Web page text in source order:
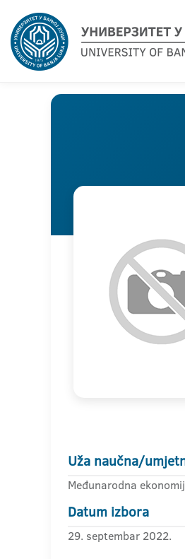
Uža naučna/
Međunarodna
Datum izbora
29. septembar 2022.